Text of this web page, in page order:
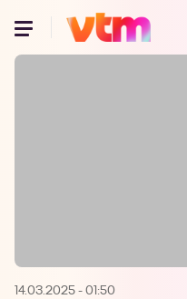
Oeps,
14.03.2025 - 01:50